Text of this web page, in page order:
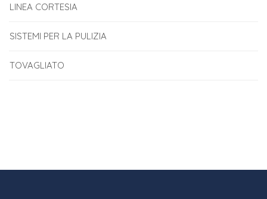
LINEA CORTESIA
SISTEMI PER LA PULIZIA
TOVAGLIATO